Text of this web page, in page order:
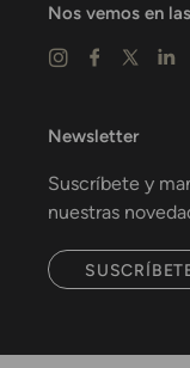
Nos vemos en
Newsletter
Suscríbete y
nuestras